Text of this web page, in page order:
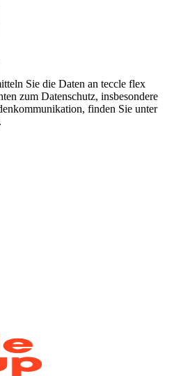
Sie die Daten an teccle flex
zum Datenschutz, insbesondere
finden Sie unter
.